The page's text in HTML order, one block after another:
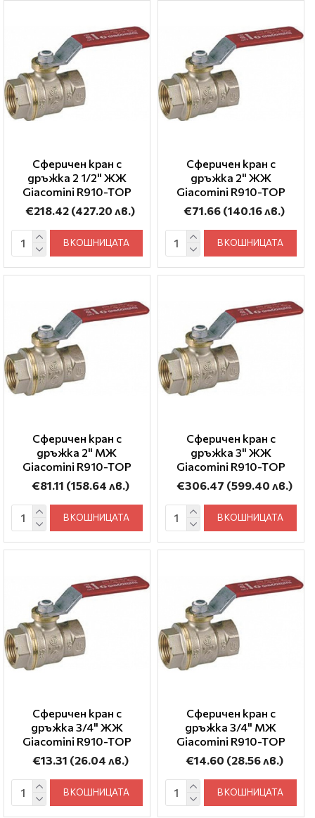
Сферичен кран с
дръжка 2 1/2" ЖЖ
Giacomini R910-TOP
€218.42 (427.20 лв.)
В КОШНИЦАТА
Сферичен кран с
дръжка 2" ЖЖ
Giacomini R910-TOP
€71.66 (140.16 лв.)
В КОШНИЦАТА
Сферичен кран с
дръжка 2" МЖ
Giacomini R910-TOP
€81.11 (158.64 лв.)
В КОШНИЦАТА
Сферичен кран с
дръжка 3" ЖЖ
Giacomini R910-TOP
€306.47 (599.40 лв.)
В КОШНИЦАТА
Сферичен кран с
дръжка 3/4" ЖЖ
Giacomini R910-TOP
€13.31 (26.04 лв.)
В КОШНИЦАТА
Сферичен кран с
дръжка 3/4" МЖ
Giacomini R910-TOP
€14.60 (28.56 лв.)
В КОШНИЦАТА